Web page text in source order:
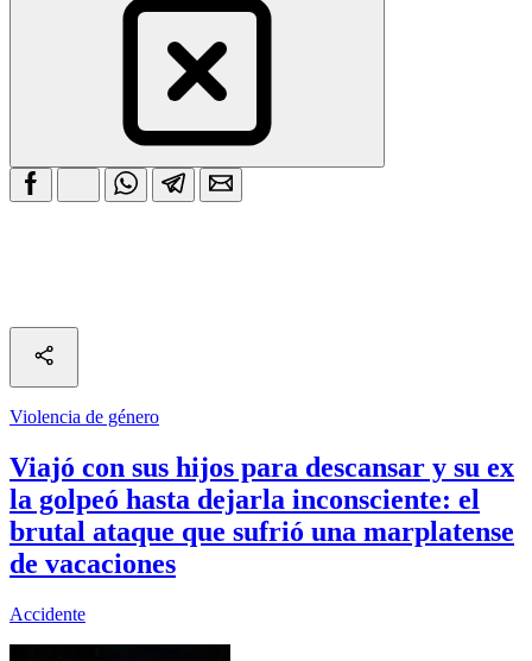
Violencia de género
Viajó con sus hijos para descansar y su ex
la golpeó hasta dejarla inconsciente: el
brutal ataque que sufrió una marplatense
de vacaciones
Accidente